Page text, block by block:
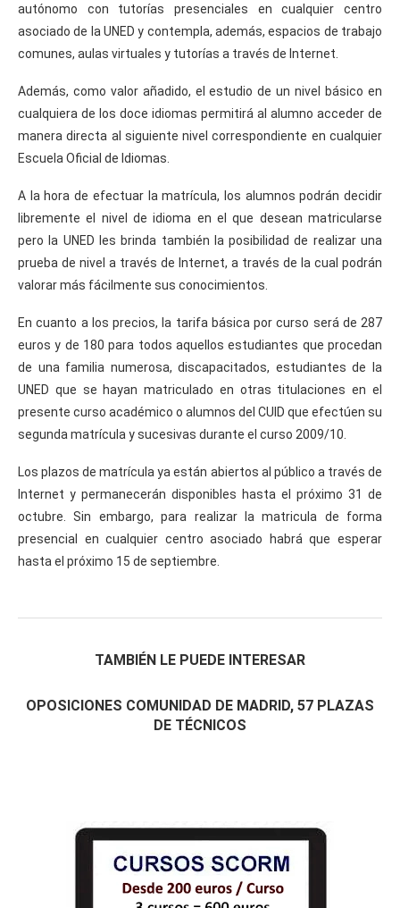
autónomo con tutorías presenciales en cualquier centro
asociado de la UNED y contempla, además, espacios de trabajo
comunes, aulas virtuales y tutorías a través de Internet.
Además, como valor añadido, el estudio de un nivel básico en
cualquiera de los doce idiomas permitirá al alumno acceder de
manera directa al siguiente nivel correspondiente en cualquier
Escuela Oficial de Idiomas.
A la hora de efectuar la matrícula, los alumnos podrán decidir
libremente el nivel de idioma en el que desean matricularse
pero la UNED les brinda también la posibilidad de realizar una
prueba de nivel a través de Internet, a través de la cual podrán
valorar más fácilmente sus conocimientos.
En cuanto a los precios, la tarifa básica por curso será de 287
euros y de 180 para todos aquellos estudiantes que procedan
de una familia numerosa, discapacitados, estudiantes de la
UNED que se hayan matriculado en otras titulaciones en el
presente curso académico o alumnos del CUID que efectúen su
segunda matrícula y sucesivas durante el curso 2009/10.
Los plazos de matrícula ya están abiertos al público a través de
Internet y permanecerán disponibles hasta el próximo 31 de
octubre. Sin embargo, para realizar la matricula de forma
presencial en cualquier centro asociado habrá que esperar
hasta el próximo 15 de septiembre.
TAMBIÉN LE PUEDE INTERESAR
OPOSICIONES COMUNIDAD DE MADRID, 57 PLAZAS
DE TÉCNICOS